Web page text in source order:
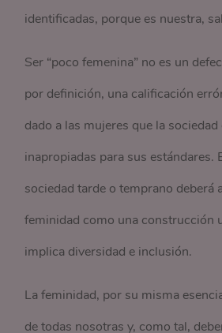
identificadas, porque es nuestra,
Ser “poco femenina” no es un
por definición, una calificación
dado a las mujeres que la
inapropiadas para sus estándares.
sociedad tarde o temprano deberá
feminidad como una construcción
implica diversidad e inclusión.
La feminidad, por su misma
de todas nosotras y, como tal,